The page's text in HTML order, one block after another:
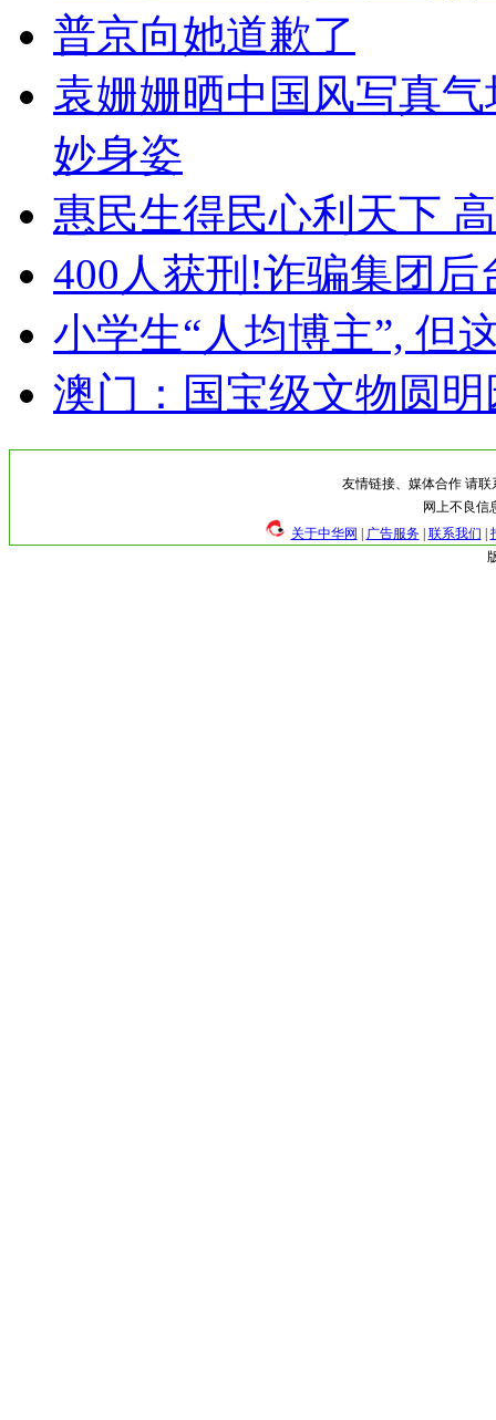
普京向她道歉了
袁姗姗晒中国风写真
妙身姿
惠民生得民心利天下
400人获刑!诈骗集团
小学生“人均博主”,
澳门：国宝级文物圆
友情链接、媒体合作 请联
网上不良信
关于中华网
广告服务| 联系我们